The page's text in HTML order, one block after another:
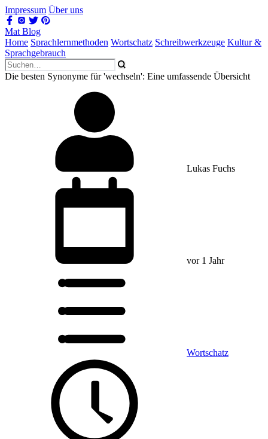
Impressum Über uns
Mat Blog
Home Sprachlernmethoden Wortschatz Schreibwerkzeuge Kultur &
Sprachgebrauch
Die besten Synonyme für 'wechseln': Eine umfassende Übersicht
Lukas Fuchs
vor 1 Jahr
Wortschatz